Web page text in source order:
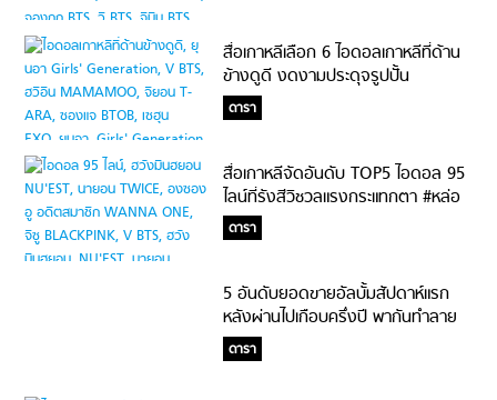
สื่อเกาหลีเลือก 6 ไอดอลเกาหลีที่ด้าน
ข้างดูดี งดงามประดุจรูปปั้น
ดารา
สื่อเกาหลีจัดอันดับ TOP5 ไอดอล 95
ไลน์ที่รังสีวิชวลแรงกระแทกตา #หล่อ
สวยจนต้องร้องขอชีวิต
ดารา
5 อันดับยอดขายอัลบั้มสัปดาห์แรก
หลังผ่านไปเกือบครึ่งปี พากันทำลาย
สถิติตัวเองรัวๆ #BTSนำทัพ
ดารา